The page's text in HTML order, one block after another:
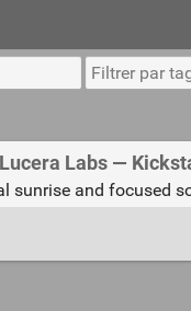
Labs —
and focused